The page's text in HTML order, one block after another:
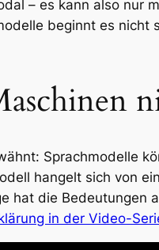
– es kann also
beginnt es nicht
Sprachmodelle
hangelt sich von
hat die
in der Video-